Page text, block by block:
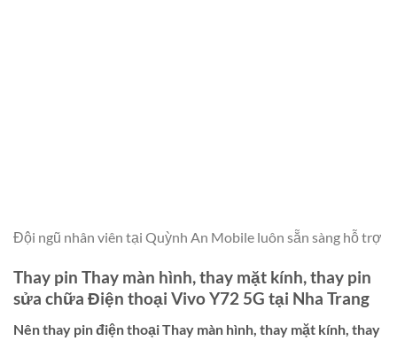
Đội ngũ nhân viên tại Quỳnh An Mobile luôn sẵn sàng hỗ trợ
Thay pin Thay màn hình, thay mặt kính, thay pin
sửa chữa Điện thoại Vivo Y72 5G tại Nha Trang
Nên thay pin điện thoạiThay màn hình, thay mặt kính, thay